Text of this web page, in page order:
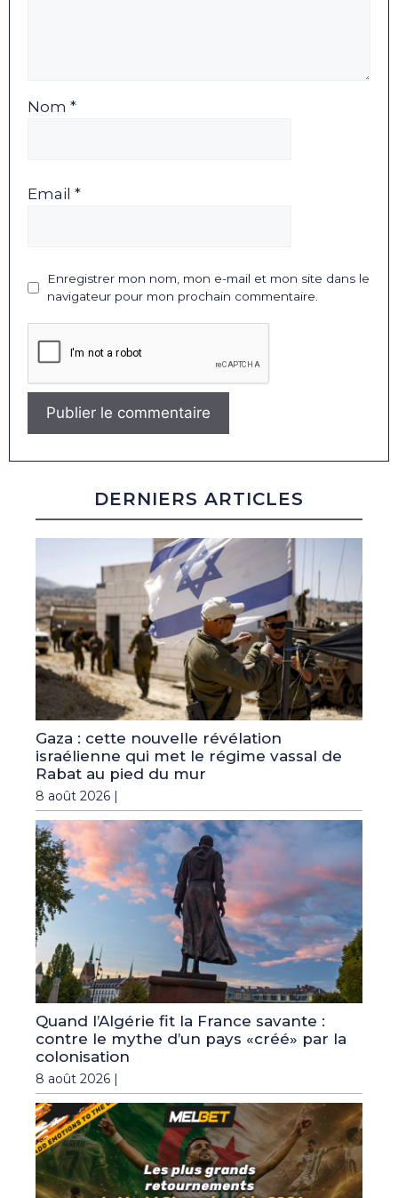
Nom *
Email *
Enregistrer mon nom, mon e-mail et mon site dans le
navigateur pour mon prochain commentaire.
DERNIERS ARTICLES
Gaza : cette nouvelle révélation
israélienne qui met le régime vassal de
Rabat au pied du mur
8 août 2026 |
Quand l’Algérie fit la France savante :
contre le mythe d’un pays «créé» par la
colonisation
8 août 2026 |